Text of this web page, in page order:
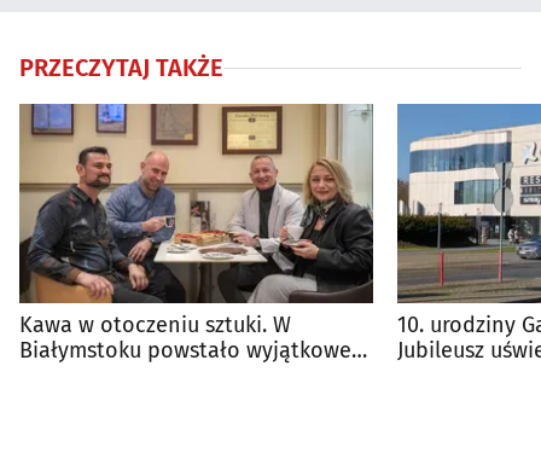
PRZECZYTAJ TAKŻE
Kawa w otoczeniu sztuki. W
Białymstoku powstało wyjątkowe
10. urodziny
Jubileusz